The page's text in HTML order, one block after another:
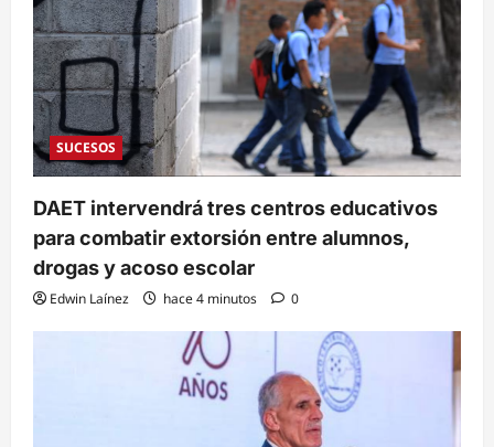
SUCESOS
DAET intervendrá tres centros educativos
para combatir extorsión entre alumnos,
drogas y acoso escolar
Edwin Laínez hace 4 minutos 0